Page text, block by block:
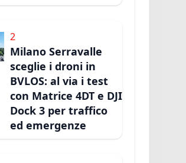
2
Milano Serravalle
sceglie i droni in
BVLOS: al via i test
con Matrice 4DT e DJI
Dock 3 per traffico
ed emergenze